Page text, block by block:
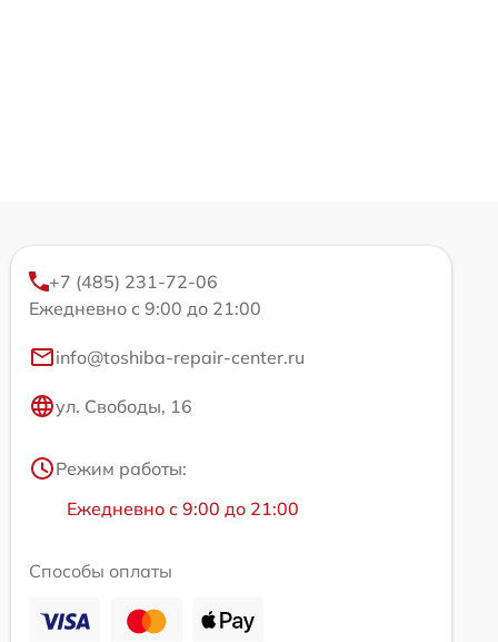
+7 (485) 231-72-06
Ежедневно с 9:00 до 21:00
info@toshiba-repair-center.ru
ул. Свободы, 16
Режим работы:
Ежедневно с 9:00 до 21:00
Способы оплаты